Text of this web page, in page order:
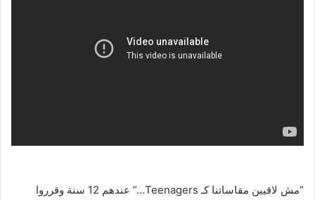
“مش لاقيين مقاساتنا كـ Teenagers…” عندهم 12 سنة وقرروا